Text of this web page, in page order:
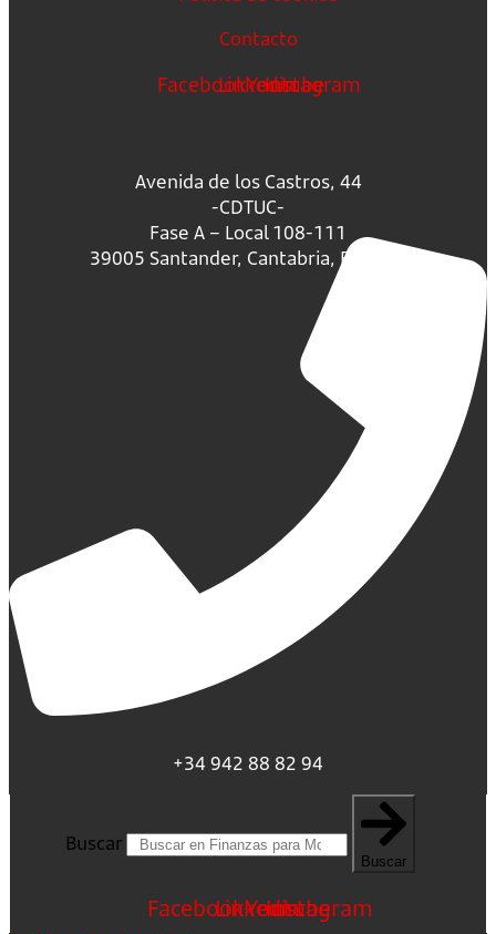
Contacto
FacebookLinkedin
Youtube
Instagram
Avenida de los Castros, 44
-CDTUC-
Fase A – Local 108-111
39005 Santander, Cantabria, España.
+34 942 88 82 94
Buscar
Buscar
FacebookLinkedin
Youtube
Instagram